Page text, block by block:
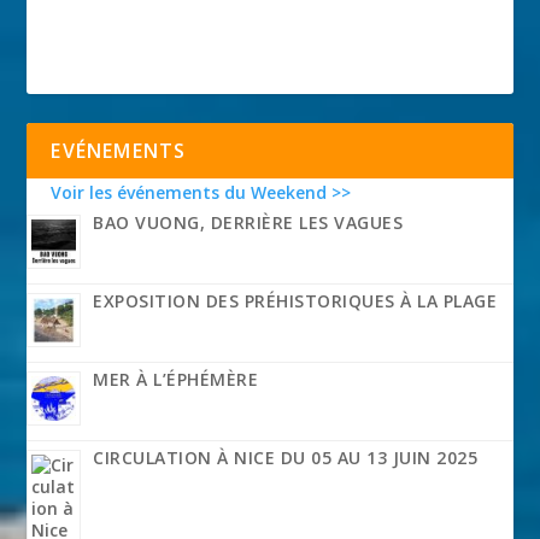
EVÉNEMENTS
Voir les événements du Weekend >>
BAO VUONG, DERRIÈRE LES VAGUES
EXPOSITION DES PRÉHISTORIQUES À LA PLAGE
MER À L’ÉPHÉMÈRE
CIRCULATION À NICE DU 05 AU 13 JUIN 2025